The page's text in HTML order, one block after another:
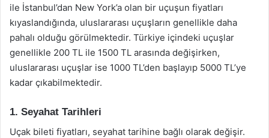
ile İstanbul’dan New York’a olan bir uçuşun fiyatları
kıyaslandığında, uluslararası uçuşların genellikle daha
pahalı olduğu görülmektedir. Türkiye içindeki uçuşlar
genellikle 200 TL ile 1500 TL arasında değişirken,
uluslararası uçuşlar ise 1000 TL’den başlayıp 5000 TL’ye
kadar çıkabilmektedir.
1. Seyahat Tarihleri
Uçak bileti fiyatları, seyahat tarihine bağlı olarak değişir.